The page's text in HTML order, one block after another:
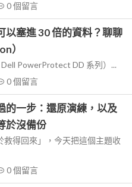
0個留言
以塞進 30 倍的資料？聊聊
）
PowerProtect DD 系列）...
0個留言
的一步：還原演練，以及
於沒備份
得回來」，今天把這個主題收
0個留言